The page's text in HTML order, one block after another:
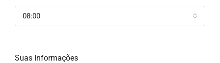
08:00
Suas Informações